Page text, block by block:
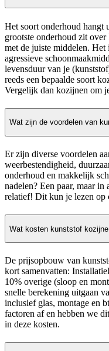
Het soort onderhoud hangt
grootste onderhoud zit over
met de juiste middelen.
agressieve
levensduur van je
reeds een bepaalde soort
Vergelijk dan kozijnen om
Wat zijn de voordelen van
Er zijn diverse voordelen
weerbestendigheid,
onderhoud en makkelijk
nadelen? Een paar, maar
relatief! Dit kun je lezen op
Wat kosten kunststof
De prijsopbouw van
kort samenvatten:
10% overige (sloop en
snelle berekening uitgaan
inclusief glas, montage en
factoren af en hebben we
in deze kosten.